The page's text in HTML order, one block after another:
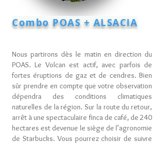
Combo POAS + ALSACIA
Nous partirons dès le matin en direction du
POAS. Le Volcan est actif, avec parfois de
fortes éruptions de gaz et de cendres. Bien
sûr prendre en compte que votre observation
dépendra des conditions climatiques
naturelles de la région. Sur la route du retour,
arrêt à une spectaculaire finca de café, de 240
hectares est devenue le siège de l’agronomie
de Starbucks. Vous pourrez choisir de suivre